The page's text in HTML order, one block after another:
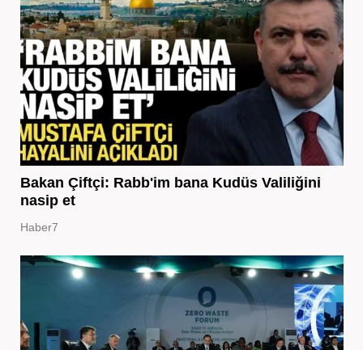
Bakan Çiftçi: Rabb'im bana Kudüs Valiliğini
nasip et
Haber7